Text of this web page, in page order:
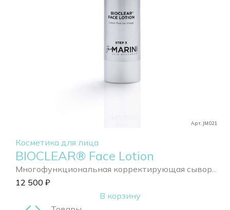
Арт. JM021
Косметика для лица
BIOCLEAR® Face Lotion
Многофункциональная корректирующая сывор...
12 500 ₽
В корзину